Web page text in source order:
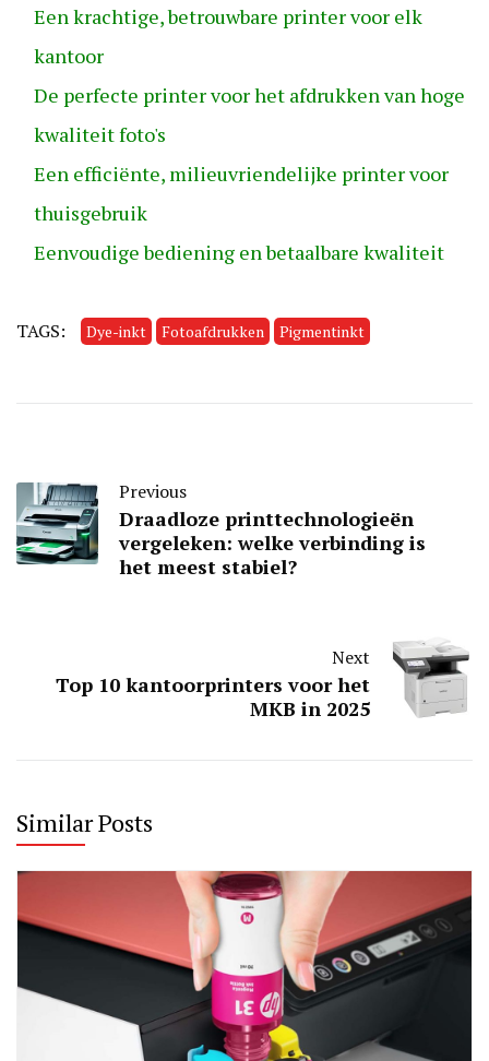
Een krachtige, betrouwbare printer voor elk
kantoor
De perfecte printer voor het afdrukken van hoge
kwaliteit foto's
Een efficiënte, milieuvriendelijke printer voor
thuisgebruik
Eenvoudige bediening en betaalbare kwaliteit
TAGS: Dye-inkt Fotoafdrukken Pigmentinkt
Previous
Draadloze printtechnologieën
vergeleken: welke verbinding is
het meest stabiel?
Next
Top 10 kantoorprinters voor het
MKB in 2025
Similar Posts